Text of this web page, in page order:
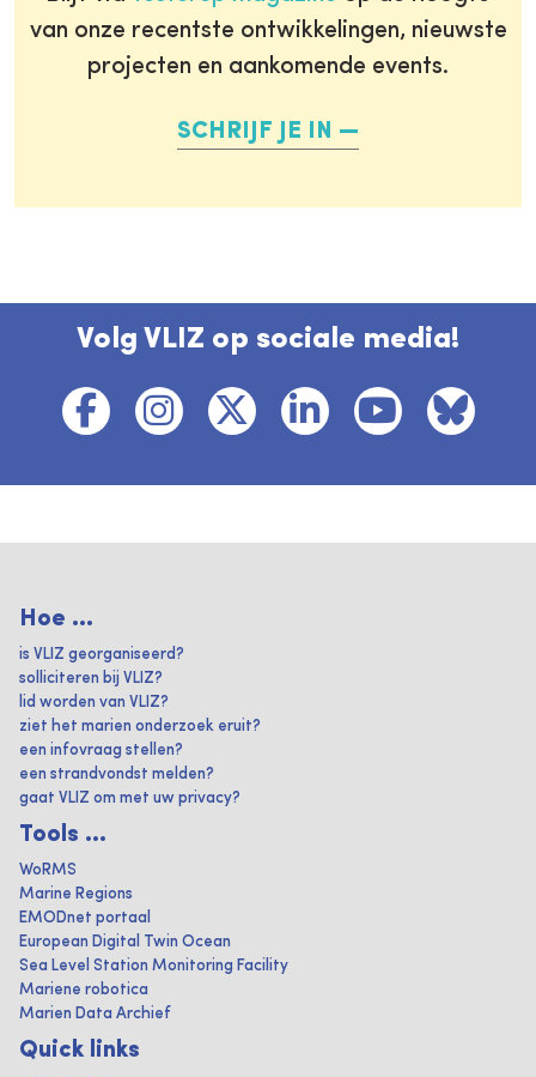
van onze recentste ontwikkelingen, nieuwste
projecten en aankomende events.
SCHRIJF JE IN
Volg VLIZ op sociale media!
Hoe ...
is VLIZ georganiseerd?
solliciteren bij VLIZ?
lid worden van VLIZ?
ziet het marien onderzoek eruit?
een infovraag stellen?
een strandvondst melden?
gaat VLIZ om met uw privacy?
Tools ...
WoRMS
Marine Regions
EMODnet portaal
European Digital Twin Ocean
Sea Level Station Monitoring Facility
Mariene robotica
Marien Data Archief
Quick links